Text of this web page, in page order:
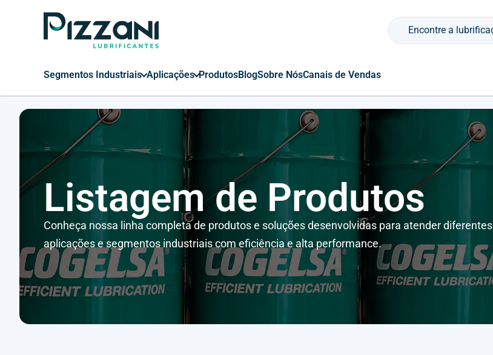
Segmentos Industriais Aplicações ProdutosBlogSobre NósCanais de Vendas
Listagem de Produtos
Conheça nossa linha completa de produtos e soluções desenvolvidas para atender diferentes
aplicações e segmentos industriais com eficiência e alta performance.